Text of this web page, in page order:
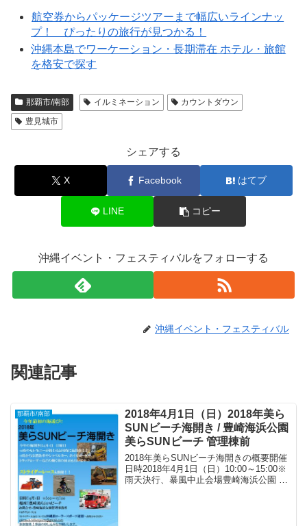
航空券からパッケージツアーまで幅広いラインナッ
プ！ ぴったりの旅行が見つかる！
沖縄本島でワーケーション・長期滞在 ホテル・旅館
を格安で探す
那覇市/南部 イルミネーション
カウントダウン
豊見城市
シェアする
X Facebook はてブ
LINE コピー
沖縄イベント・フェスティバルをフォローする
沖縄イベント・フェスティバル
関連記事
那覇市/南部
2018年4月1日（日）2018年美ら
SUNビーチ海開き / 豊崎海浜公園
美らSUNビーチ 管理棟前
2018年美らSUNビーチ海開きの概要開催
日時2018年4月1日（日）10:00～15:00※
雨天決行、暴風中止会場豊崎海浜公園 美